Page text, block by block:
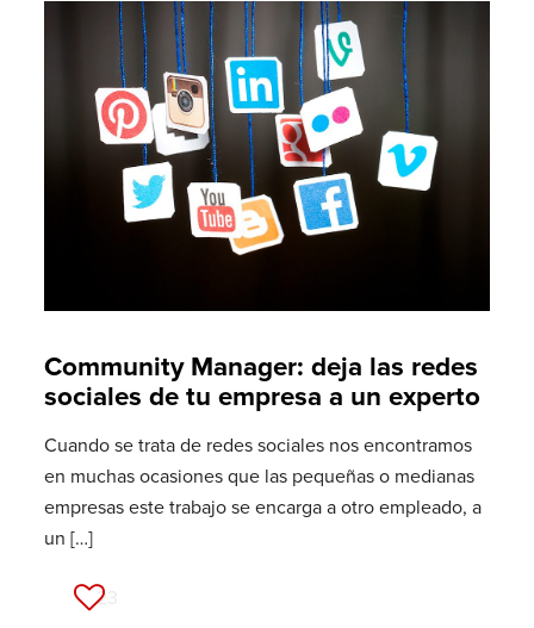
Community Manager: deja las redes
sociales de tu empresa a un experto
Cuando se trata de redes sociales nos encontramos
en muchas ocasiones que las pequeñas o medianas
empresas este trabajo se encarga a otro empleado, a
un […]
23